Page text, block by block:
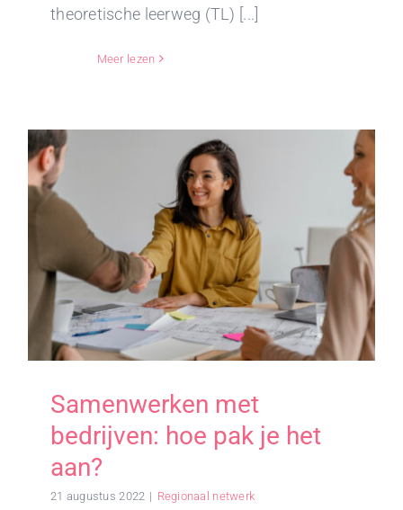
theoretische leerweg (TL) [...]
Meer lezen
Samenwerken met
bedrijven: hoe pak je het
aan?
21 augustus 2022 | Regionaal netwerk